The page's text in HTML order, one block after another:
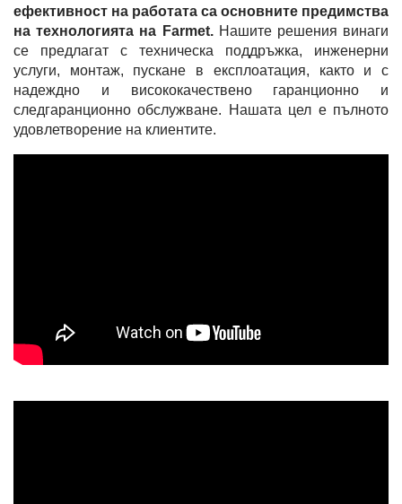
ефективност на работата са основните предимства
на технологията на Farmet. Нашите решения винаги
се предлагат с техническа поддръжка, инженерни
услуги, монтаж, пускане в експлоатация, както и с
надеждно и висококачествено гаранционно и
следгаранционно обслужване. Нашата цел е пълното
удовлетворение на клиентите.